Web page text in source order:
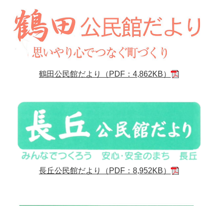
鶴田公民館だより（PDF：4,862KB）
長丘公民館だより（PDF：8,952KB）